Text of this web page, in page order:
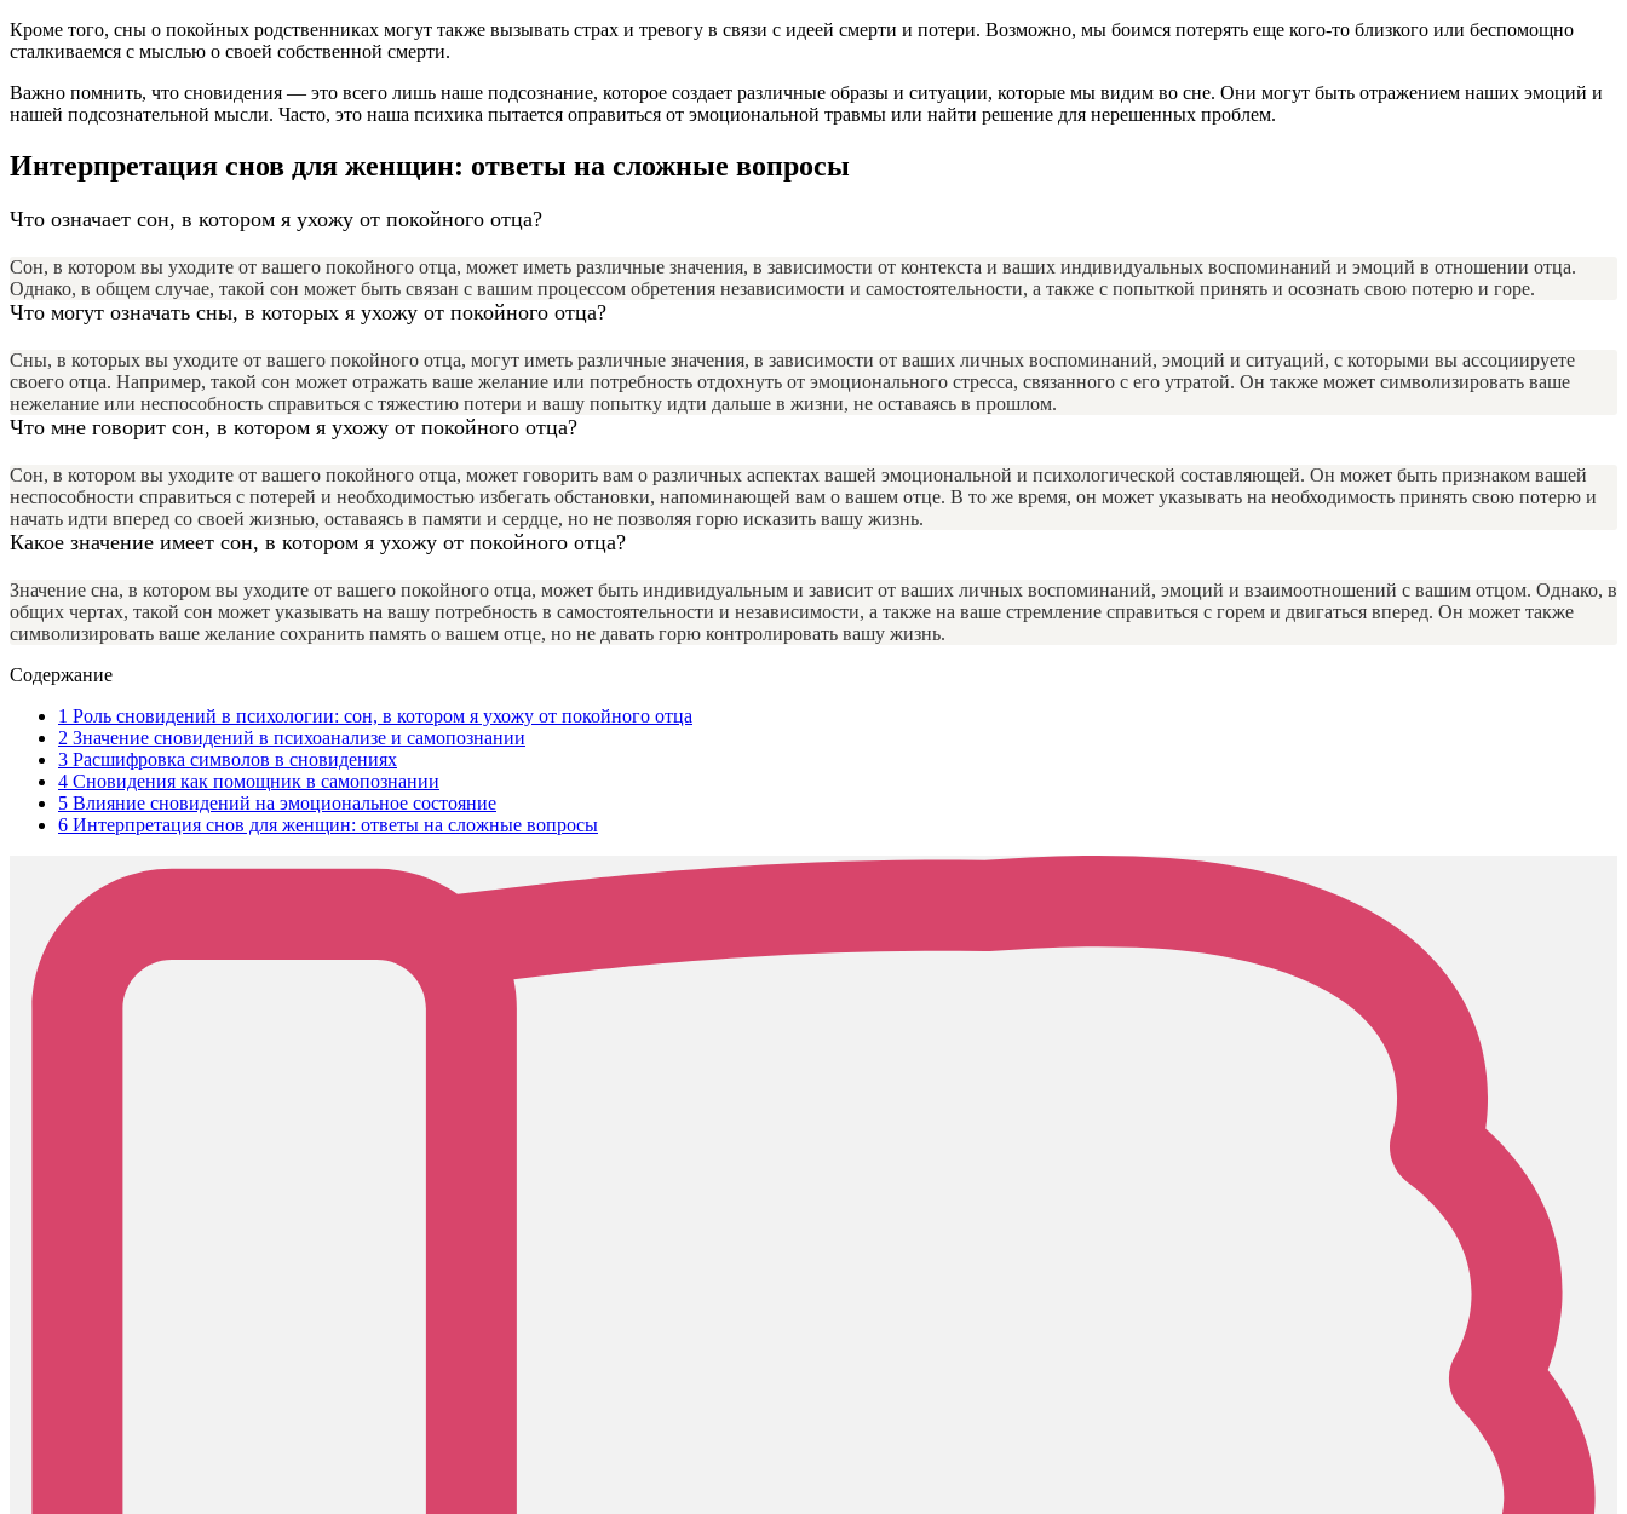
Кроме того, сны о покойных родственниках могут также вызывать страх и тревогу в связи с идеей смерти и потери. Возможно, мы боимся потерять еще кого-то близкого или беспомощно
сталкиваемся с мыслью о своей собственной смерти.
Важно помнить, что сновидения — это всего лишь наше подсознание, которое создает различные образы и ситуации, которые мы видим во сне. Они могут быть отражением наших эмоций и
нашей подсознательной мысли. Часто, это наша психика пытается оправиться от эмоциональной травмы или найти решение для нерешенных проблем.
Интерпретация снов для женщин: ответы на сложные вопросы
Что означает сон, в котором я ухожу от покойного отца?
Сон, в котором вы уходите от вашего покойного отца, может иметь различные значения, в зависимости от контекста и ваших индивидуальных воспоминаний и эмоций в отношении отца.
Однако, в общем случае, такой сон может быть связан с вашим процессом обретения независимости и самостоятельности, а также с попыткой принять и осознать свою потерю и горе.
Что могут означать сны, в которых я ухожу от покойного отца?
Сны, в которых вы уходите от вашего покойного отца, могут иметь различные значения, в зависимости от ваших личных воспоминаний, эмоций и ситуаций, с которыми вы ассоциируете
своего отца. Например, такой сон может отражать ваше желание или потребность отдохнуть от эмоционального стресса, связанного с его утратой. Он также может символизировать ваше
нежелание или неспособность справиться с тяжестию потери и вашу попытку идти дальше в жизни, не оставаясь в прошлом.
Что мне говорит сон, в котором я ухожу от покойного отца?
Сон, в котором вы уходите от вашего покойного отца, может говорить вам о различных аспектах вашей эмоциональной и психологической составляющей. Он может быть признаком вашей
неспособности справиться с потерей и необходимостью избегать обстановки, напоминающей вам о вашем отце. В то же время, он может указывать на необходимость принять свою потерю и
начать идти вперед со своей жизнью, оставаясь в памяти и сердце, но не позволяя горю исказить вашу жизнь.
Какое значение имеет сон, в котором я ухожу от покойного отца?
Значение сна, в котором вы уходите от вашего покойного отца, может быть индивидуальным и зависит от ваших личных воспоминаний, эмоций и взаимоотношений с вашим отцом. Однако, в
общих чертах, такой сон может указывать на вашу потребность в самостоятельности и независимости, а также на ваше стремление справиться с горем и двигаться вперед. Он может также
символизировать ваше желание сохранить память о вашем отце, но не давать горю контролировать вашу жизнь.
Содержание
1 Роль сновидений в психологии: сон, в котором я ухожу от покойного отца
2 Значение сновидений в психоанализе и самопознании
3 Расшифровка символов в сновидениях
4 Сновидения как помощник в самопознании
5 Влияние сновидений на эмоциональное состояние
6 Интерпретация снов для женщин: ответы на сложные вопросы